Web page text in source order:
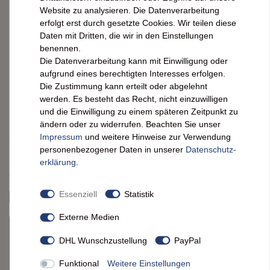
Nestlé Ricoré l'instant Instant Kaffee
mit Zichorie Nachfüllpack 6 x 290g
Erleben Sie den einzigartigen Geschmack von Nestlé
Ricoré l'instant! Dieser Instant Kaffee mit Zichorie bietet
eine harmonische Mischung aus kräftigem Kaffee und
mildem Zichorienaroma. Perfekt für den schnellen Genuss
zwischendurch. Probieren Sie es jetzt aus!
59,50 EUR*
1,74kg
sofort versandfertig. Lieferzeit ca. 2 Werktage
Nicht lieferbar? Schreiben Sie uns einfach an FeineHeimat
können wir den Artikel kurzfristig für Sie beschaffen.
Website zu analysieren. Die Datenverarbeitung
erfolgt erst durch gesetzte Cookies. Wir teilen diese
Daten mit Dritten, die wir in den Einstellungen
benennen.
Die Datenverarbeitung kann mit Einwilligung oder
aufgrund eines berechtigten Interesses erfolgen.
Die Zustimmung kann erteilt oder abgelehnt
werden. Es besteht das Recht, nicht einzuwilligen
und die Einwilligung zu einem späteren Zeitpunkt zu
ändern oder zu widerrufen. Beachten Sie unser
Impressum und weitere Hinweise zur Verwendung
personenbezogener Daten in unserer Daten­schutz­
erklärung
Essenziell Statistik
Externe Medien
DHL Wunschzustellung PayPal
Funktional Weitere Einstellungen